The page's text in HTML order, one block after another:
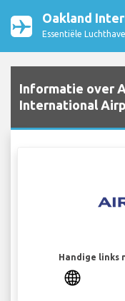
Oakland
Essentiële
Informatie over
International
Handige links